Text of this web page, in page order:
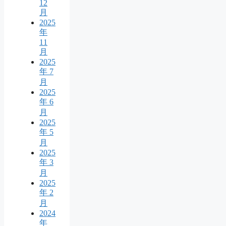
12
月
2025
年
11
月
2025
年 7
月
2025
年 6
月
2025
年 5
月
2025
年 3
月
2025
年 2
月
2024
年